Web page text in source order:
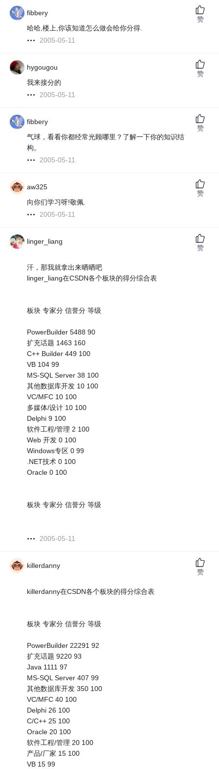
fibbery
哈哈,楼上,你该知道怎么做会给你分得.
2005-05-11
赞
hygougou
我来接分的
2005-05-11
赞
fibbery
气球，看看你都经常光顾哪里？了解一下你的知识结
构。
2005-05-11
赞
aw325
向你们学习呀!敬佩.
2005-05-11
赞
linger_liang
汗，那我就拿出来晒晒吧
linger_liang在CSDN各个板块的得分综合表
板块 专家分 信誉分 等级
PowerBuilder 5488 90
扩充话题 1463 160
C++ Builder 449 100
VB 104 99
MS-SQL Server 38 100
其他数据库开发 10 100
VC/MFC 10 100
多媒体/设计 10 100
Delphi 9 100
软件工程/管理 2 100
Web 开发 0 100
Windows专区 0 99
.NET技术 0 100
Oracle 0 100
板块 专家分 信誉分 等级
2005-05-11
赞
killerdanny
killerdanny在CSDN各个板块的得分综合表
板块 专家分 信誉分 等级
PowerBuilder 22291 92
扩充话题 9220 93
Java 1111 97
MS-SQL Server 407 99
其他数据库开发 350 100
VC/MFC 40 100
Delphi 26 100
C/C++ 25 100
Oracle 20 100
软件工程/管理 20 100
产品/厂家 15 100
VB 15 99
赞